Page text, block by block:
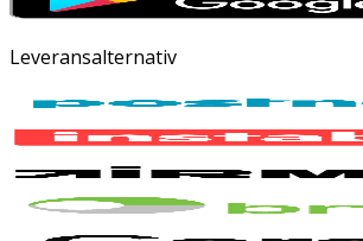
Leveransalternativ